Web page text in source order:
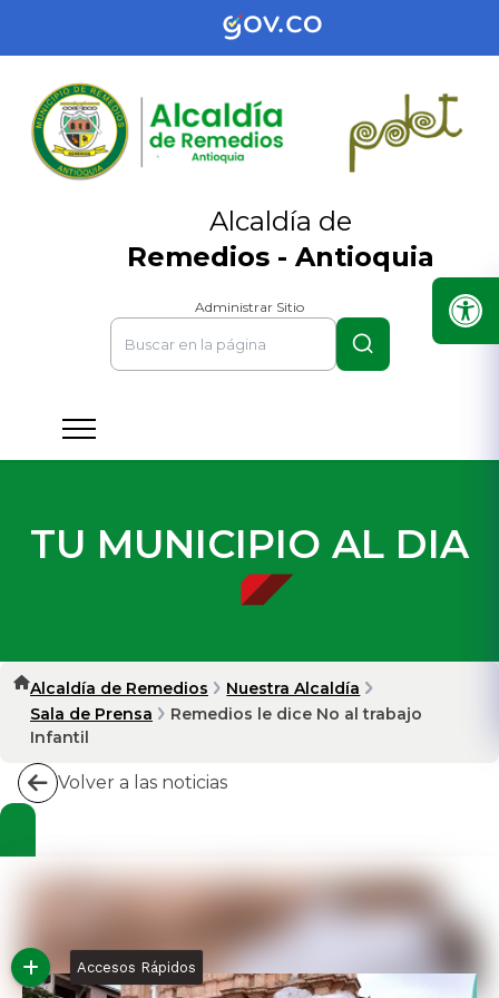
Alcaldía de
Remedios - Antioquia
Administrar Sitio
TU MUNICIPIO AL DIA
Alcaldía de Remedios
Nuestra Alcaldía
Sala de Prensa
Remedios le dice No al trabajo
Infantil
Volver a las noticias
Accesos Rápidos